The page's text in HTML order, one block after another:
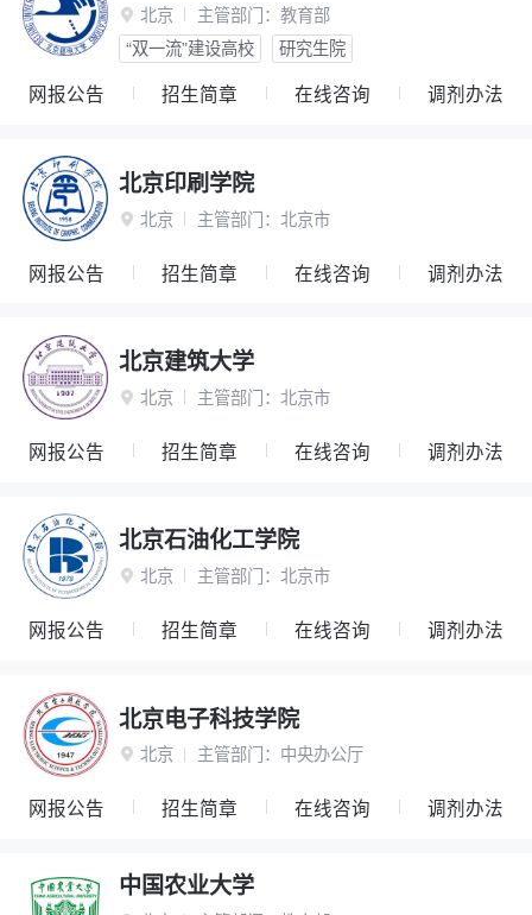
 北京 主管部门： 教育部
“双一流”建设高校
研究生院
网报公告 招生简章 在线咨询 调剂办法
北京印刷学院
 北京 主管部门： 北京市
网报公告 招生简章 在线咨询 调剂办法
北京建筑大学
 北京 主管部门： 北京市
网报公告 招生简章 在线咨询 调剂办法
北京石油化工学院
 北京 主管部门： 北京市
网报公告 招生简章 在线咨询 调剂办法
北京电子科技学院
 北京 主管部门： 中央办公厅
网报公告 招生简章 在线咨询 调剂办法
中国农业大学